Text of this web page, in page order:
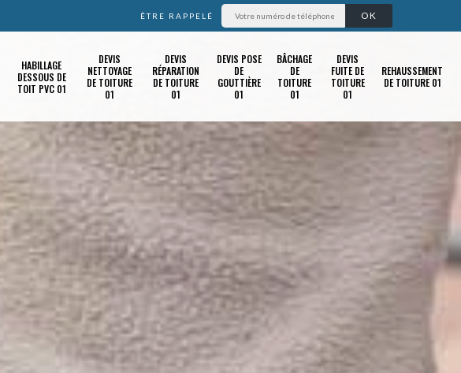
ÊTRE RAPPELÉ
HABILLAGE
DESSOUS DE
TOIT PVC 01
DEVIS
NETTOYAGE
DE TOITURE
01
DEVIS
RÉPARATION
DE TOITURE
01
DEVIS POSE
DE
GOUTTIÈRE
01
BÂCHAGE
DE
TOITURE
01
DEVIS
FUITE DE
TOITURE
01
REHAUSSEMENT
DE TOITURE 01